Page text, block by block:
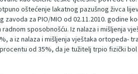
oštećenje lakatnog pazušnog živca
za PIO/MIO od 02.11.2010. godine
sposobnošću. Iz nalaza i mišljenja
a iz nalaza i mišljenja vještaka ortopeda-
od 35%, da je tužitelj trpio fizički bol